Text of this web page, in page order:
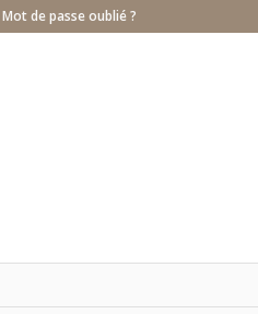
Mot de passe oublié ?